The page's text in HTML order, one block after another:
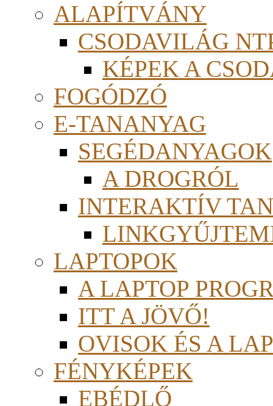
ALAPÍTVÁNY
CSODAVILÁG
KÉPEK A
FOGÓDZÓ
E-TANANYAG
SEGÉDANYAGOK
A DROGRÓL
INTERAKTÍV
LAPTOPOK
A LAPTOP
ITT A JÖVŐ!
OVISOK ÉS A
FÉNYKÉPEK
EBÉDLŐ